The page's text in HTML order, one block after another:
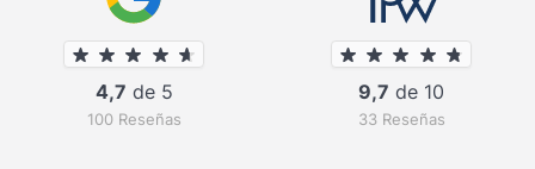
4,7 de 5
100 Reseñas
9,7 de 10
33 Reseñas